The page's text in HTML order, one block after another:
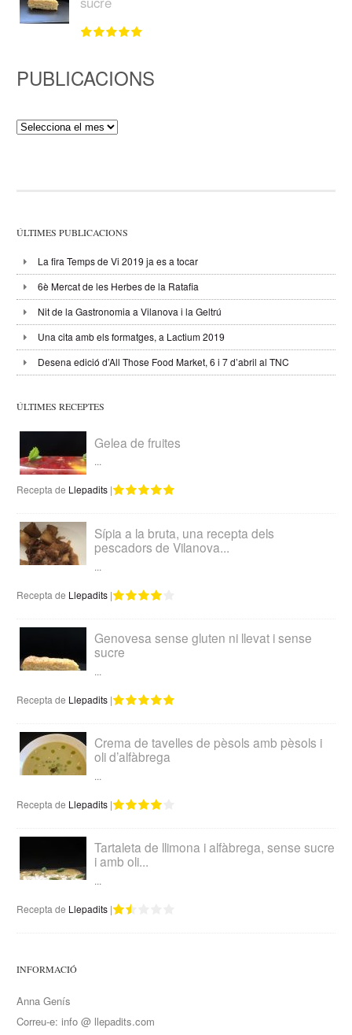
PUBLICACIONS
Publicacions
ÚLTIMES PUBLICACIONS
La fira Temps de Vi 2019 ja es a tocar
6è Mercat de les Herbes de la Ratafia
Nit de la Gastronomia a Vilanova i la Geltrú
Una cita amb els formatges, a Lactium 2019
Desena edició d’All Those Food Market, 6 i 7 d’abril al TNC
ÚLTIMES RECEPTES
Gelea de fruites
...
Recepta de Llepadits |
Sípia a la bruta, una recepta dels
pescadors de Vilanova...
...
Recepta de Llepadits |
Genovesa sense gluten ni llevat i sense
sucre
...
Recepta de Llepadits |
Crema de tavelles de pèsols amb pèsols i
oli d’alfàbrega
...
Recepta de Llepadits |
Tartaleta de llimona i alfàbrega, sense sucre
i amb oli...
...
Recepta de Llepadits |
INFORMACIÓ
Anna Genís
Correu-e: info @ llepadits.com